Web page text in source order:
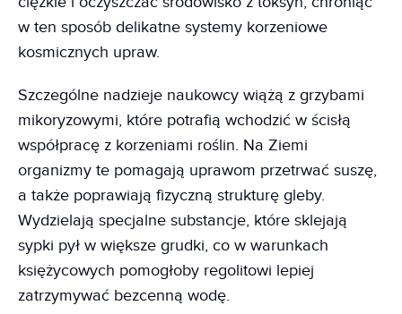
w ten sposób delikatne systemy korzeniowe
kosmicznych upraw.
Szczególne nadzieje naukowcy wiążą z grzybami
mikoryzowymi, które potrafią wchodzić w ścisłą
współpracę z korzeniami roślin. Na Ziemi
organizmy te pomagają uprawom przetrwać suszę,
a także poprawiają fizyczną strukturę gleby.
Wydzielają specjalne substancje, które sklejają
sypki pył w większe grudki, co w warunkach
księżycowych pomogłoby regolitowi lepiej
zatrzymywać bezcenną wodę.